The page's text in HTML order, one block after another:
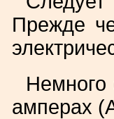
Прежде
Немного
амперах